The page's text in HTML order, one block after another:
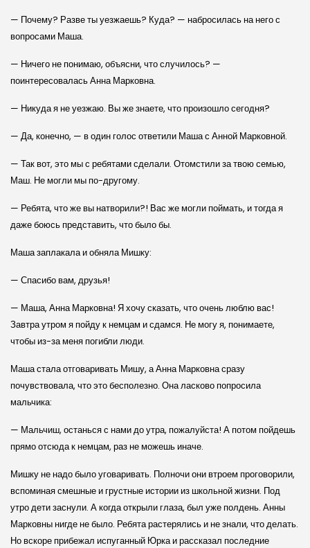
— Почему? Разве ты уезжаешь? Куда? — набросилась на него с
вопросами Маша.
— Ничего не понимаю, объясни, что случилось? —
поинтересовалась Анна Марковна.
— Никуда я не уезжаю. Вы же знаете, что произошло сегодня?
— Да, конечно, — в один голос ответили Маша с Анной Марковной.
— Так вот, это мы с ребятами сделали. Отомстили за твою семью,
Маш. Не могли мы по-другому.
— Ребята, что же вы натворили?! Вас же могли поймать, и тогда я
даже боюсь представить, что было бы.
Маша заплакала и обняла Мишку:
— Спасибо вам, друзья!
— Маша, Анна Марковна! Я хочу сказать, что очень люблю вас!
Завтра утром я пойду к немцам и сдамся. Не могу я, понимаете,
чтобы из-за меня погибли люди.
Маша стала отговаривать Мишу, а Анна Марковна сразу
почувствовала, что это бесполезно. Она ласково попросила
мальчика:
— Мальчиш, останься с нами до утра, пожалуйста! А потом пойдешь
прямо отсюда к немцам, раз не можешь иначе.
Мишку не надо было уговаривать. Полночи они втроем проговорили,
вспоминая смешные и грустные истории из школьной жизни. Под
утро дети заснули. А когда открыли глаза, был уже полдень. Анны
Марковны нигде не было. Ребята растерялись и не знали, что делать.
Но вскоре прибежал испуганный Юрка и рассказал последние